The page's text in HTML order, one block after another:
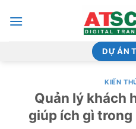
qua
DỰ ÁN
KIẾN
Quản lý khách
giúp ích gì